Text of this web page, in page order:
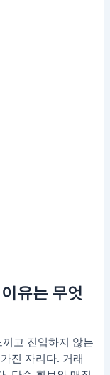
유는 무엇
고 진입하지 않는
진 자리다. 거래